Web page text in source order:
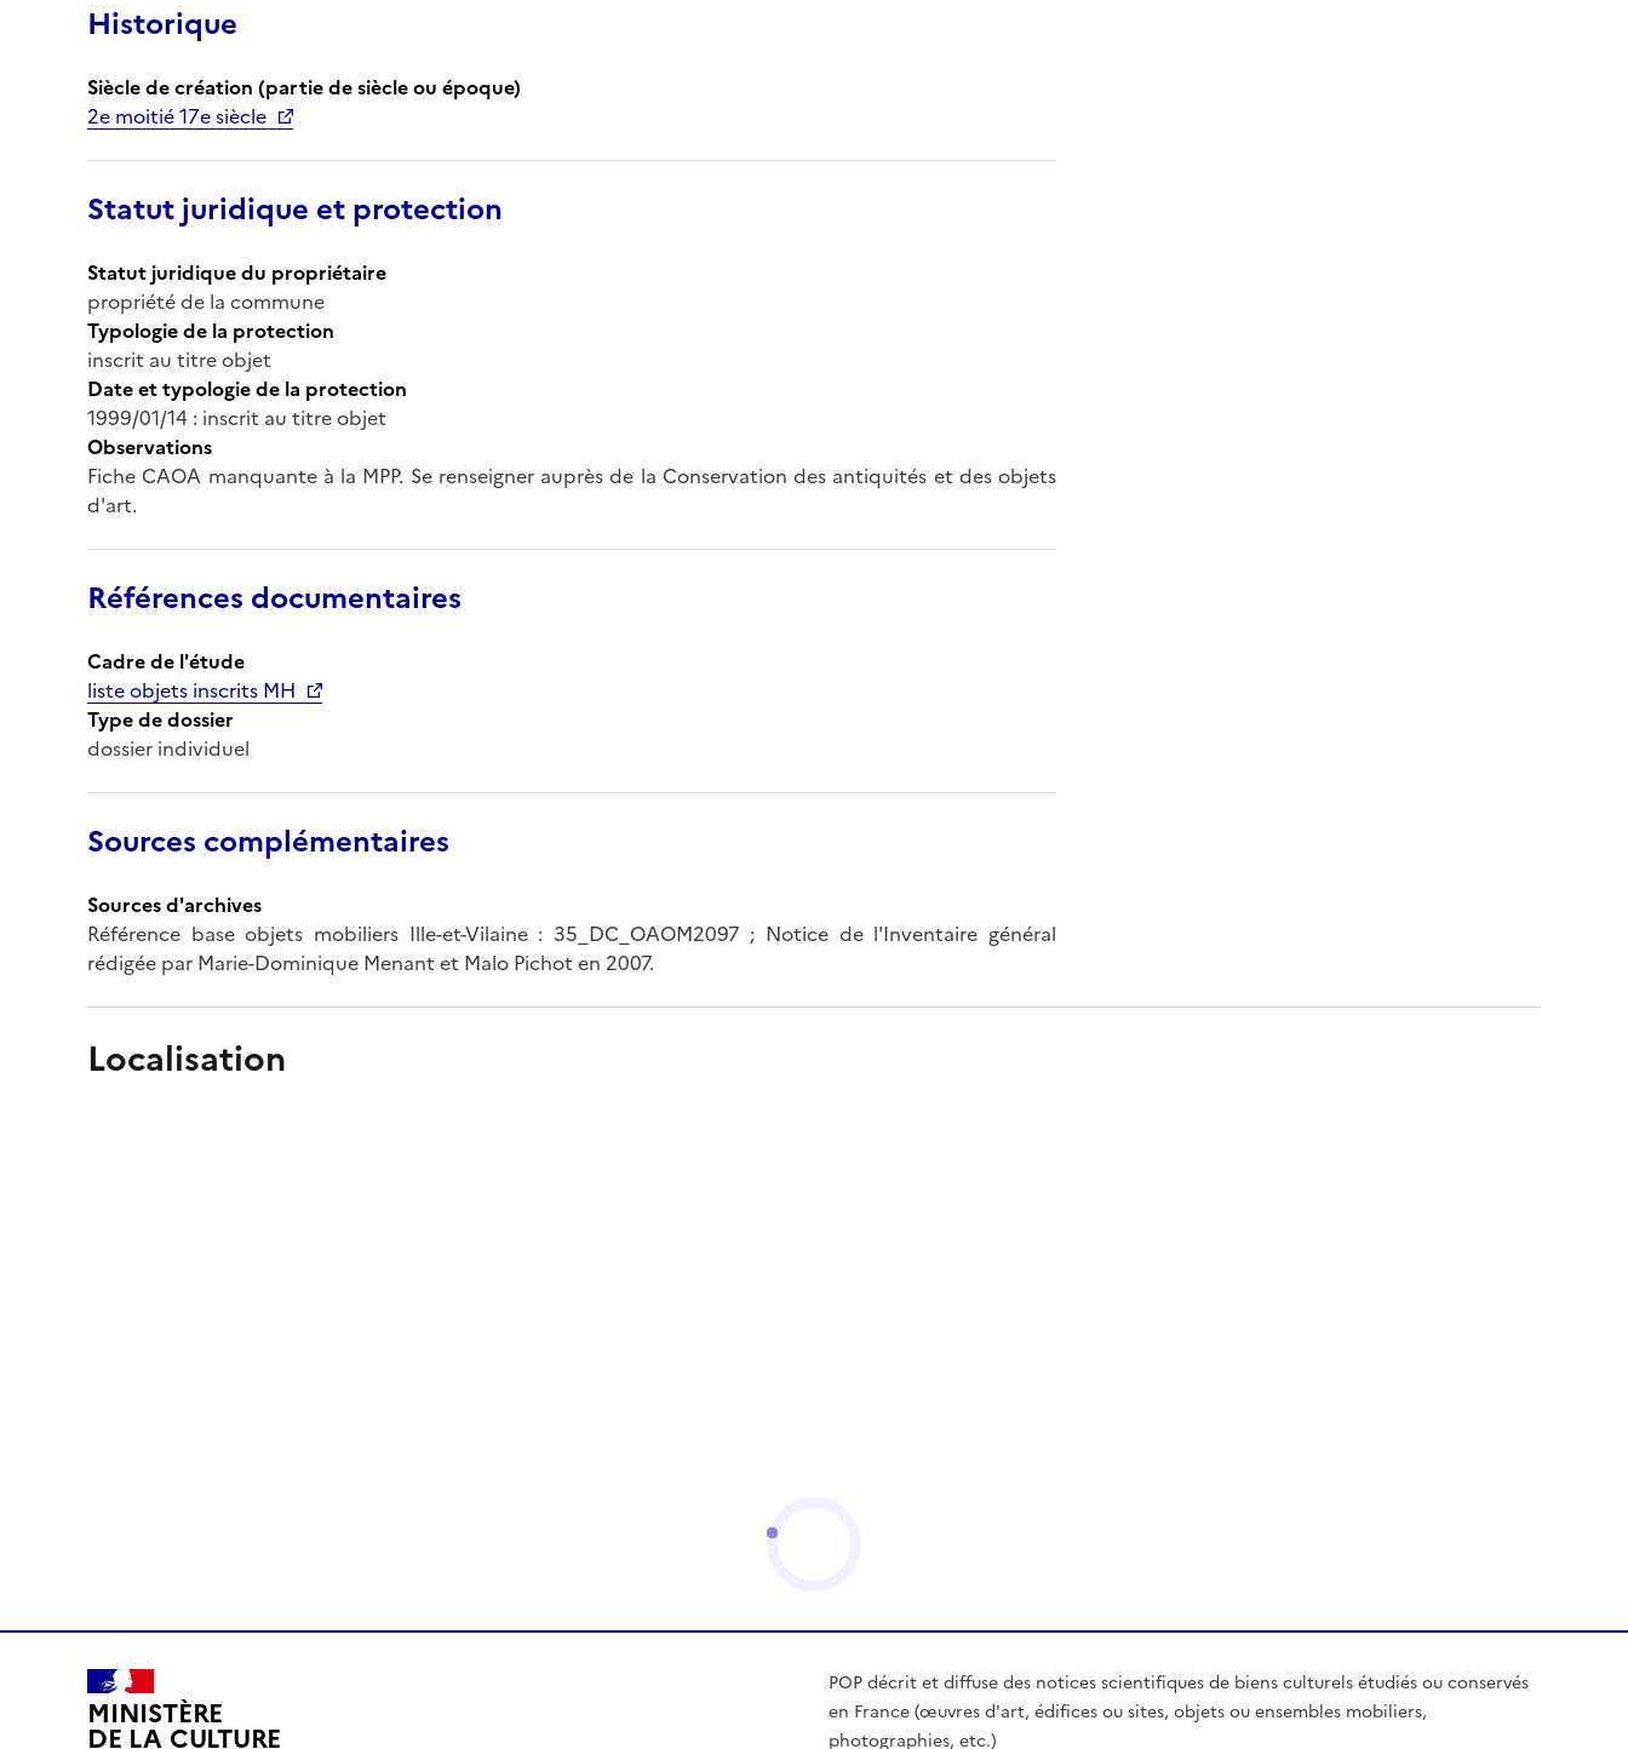
Historique
Siècle de création (partie de siècle ou époque)
2e moitié 17e siècle
Statut juridique et protection
Statut juridique du propriétaire
propriété de la commune
Typologie de la protection
inscrit au titre objet
Date et typologie de la protection
1999/01/14 : inscrit au titre objet
Observations
Fiche CAOA manquante à la MPP. Se renseigner auprès de la Conservation des antiquités et des objets
d'art.
Références documentaires
Cadre de l'étude
liste objets inscrits MH
Type de dossier
dossier individuel
Sources complémentaires
Sources d'archives
Référence base objets mobiliers Ille-et-Vilaine : 35_DC_OAOM2097 ; Notice de l'Inventaire général
rédigée par Marie-Dominique Menant et Malo Pichot en 2007.
Localisation
MINISTÈRE
DE LA CULTURE
POP décrit et diffuse des notices scientifiques de biens culturels étudiés ou conservés
en France (œuvres d'art, édifices ou sites, objets ou ensembles mobiliers,
photographies, etc.)